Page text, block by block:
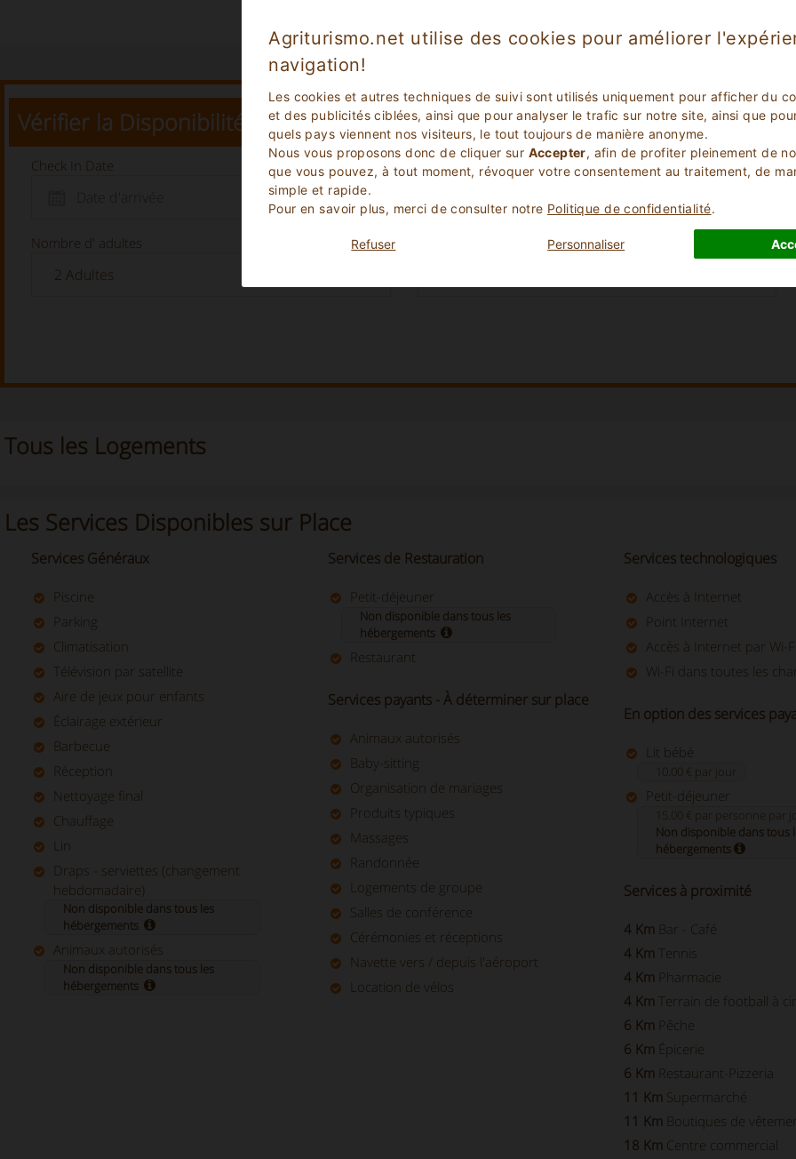
Agriturismo.net utilise des cookies pour améliorer
navigation!
Les cookies et autres techniques de suivi sont utilisés uniquement pour afficher du
et des publicités ciblées, ainsi que pour analyser le trafic sur notre site, ainsi que
quels pays viennent nos visiteurs, le tout toujours de manière anonyme.
Nous vous proposons donc de cliquer sur Accepter, afin de profiter pleinement de
que vous pouvez, à tout moment, révoquer votre consentement au traitement, de
simple et rapide.
Pour en savoir plus, merci de consulter notre Politique de confidentialité.
Refuser Personnaliser
Vérifier la Disponibilité
Check In Date Check Out Date
Nombre d' adultes
Tous les Logements
Les Services Disponibles sur Place
Services Généraux
Piscine
Parking
Climatisation
Télévision par satellite
Aire de jeux pour enfants
Éclairage extérieur
Barbecue
Réception
Nettoyage final
Chauffage
Lin
Draps - serviettes (changement
hebdomadaire)
Non disponible dans tous les
hébergements
Animaux autorisés
Non disponible dans tous les
hébergements
Services de Restauration
Petit-déjeuner
Non disponible dans tous les
hébergements
Restaurant
Services technologiques
Accès à Internet
Point Internet
Accès à Internet par Wi-Fi
Wi-Fi dans toutes les
Services payants - À déterminer sur place
Animaux autorisés
Baby-sitting
Organisation de mariages
Produits typiques
Massages
Randonnée
Logements de groupe
Salles de conférence
Cérémonies et réceptions
Navette vers / depuis l'aéroport
Location de vélos
En option des services
Lit bébé
10.00 € par jour
Petit-déjeuner
15.00 € par personne par
Non disponible dans tous
hébergements
Services à proximité
4 Km Bar - Café
4 Km Tennis
4 Km Pharmacie
4 Km Terrain de football à
6 Km Pêche
6 Km Épicerie
6 Km Restaurant-Pizzeria
11 Km Supermarché
11 Km Boutiques de
18 Km Centre commercial